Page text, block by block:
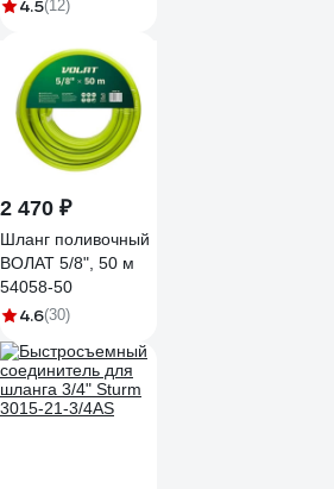
4.5(12)
2 470 ₽
Шланг поливочный
ВОЛАТ 5/8", 50 м
54058-50
4.6(30)